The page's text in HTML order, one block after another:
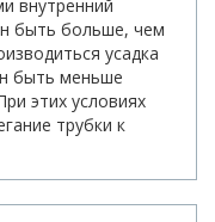
внутренний
быть больше, чем
усадка
быть меньше
этих условиях
трубки к